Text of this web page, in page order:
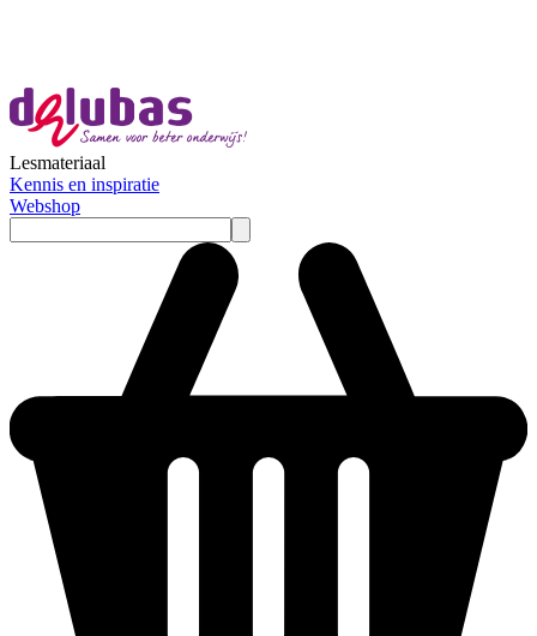
Lesmateriaal
Kennis en inspiratie
Webshop